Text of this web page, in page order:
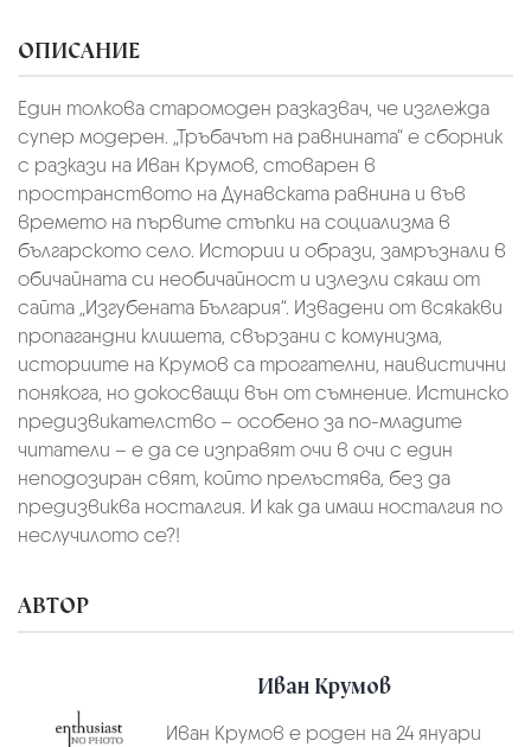
ОПИСАНИЕ
Един толкова старомоден разказвач, че изглежда
супер модерен. „Тръбачът на равнината“ е сборник
с разкази на Иван Крумов, стоварен в
пространството на Дунавската равнина и във
времето на първите стъпки на социализма в
българското село. Истории и образи, замръзнали в
обичайната си необичайност и излезли сякаш от
сайта „Изгубената България“. Извадени от всякакви
пропагандни клишета, свързани с комунизма,
историите на Крумов са трогателни, наивистични
понякога, но докосващи вън от съмнение. Истинско
предизвикателство – особено за по-младите
читатели – е да се изправят очи в очи с един
неподозиран свят, който прелъстява, без да
предизвиква носталгия. И как да имаш носталгия по
неслучилото се?!
АВТОР
Иван Крумов
Иван Крумов е роден на 24 януари